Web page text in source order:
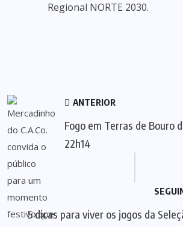
Regional NORTE 2030.
ANTERIOR
Fogo em Terras de Bouro
22h14
5 dicas para viver os jogos da